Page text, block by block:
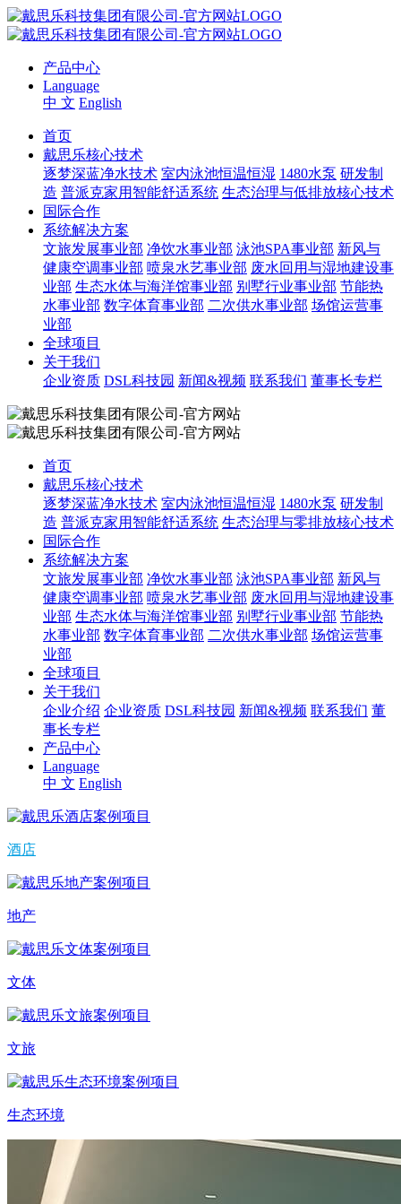
产品中心
Language
中 文 English
首页
戴思乐核心技术
逐梦深蓝净水技术 室内泳池恒温恒湿 1480水泵 研发制
造 普派克家用智能舒适系统 生态治理与低排放核心技术
国际合作
系统解决方案
文旅发展事业部 净饮水事业部 泳池SPA事业部 新风与
健康空调事业部 喷泉水艺事业部 废水回用与湿地建设事
业部 生态水体与海洋馆事业部 别墅行业事业部 节能热
水事业部 数字体育事业部 二次供水事业部 场馆运营事
业部
全球项目
关于我们
企业资质 DSL科技园 新闻&视频 联系我们 董事长专栏
首页
戴思乐核心技术
逐梦深蓝净水技术 室内泳池恒温恒湿 1480水泵 研发制
造 普派克家用智能舒适系统 生态治理与零排放核心技术
国际合作
系统解决方案
文旅发展事业部 净饮水事业部 泳池SPA事业部 新风与
健康空调事业部 喷泉水艺事业部 废水回用与湿地建设事
业部 生态水体与海洋馆事业部 别墅行业事业部 节能热
水事业部 数字体育事业部 二次供水事业部 场馆运营事
业部
全球项目
关于我们
企业介绍 企业资质 DSL科技园 新闻&视频 联系我们 董
事长专栏
产品中心
Language
中 文 English
酒店
地产
文体
文旅
生态环境